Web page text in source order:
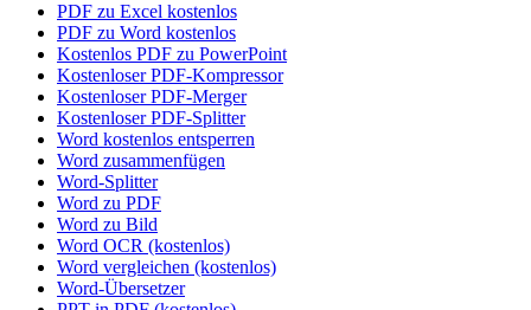
PDF zu Excel kostenlos
PDF zu Word kostenlos
Kostenlos PDF zu PowerPoint
Kostenloser PDF-Kompressor
Kostenloser PDF-Merger
Kostenloser PDF-Splitter
Word kostenlos entsperren
Word zusammenfügen
Word-Splitter
Word zu PDF
Word zu Bild
Word OCR (kostenlos)
Word vergleichen (kostenlos)
Word-Übersetzer